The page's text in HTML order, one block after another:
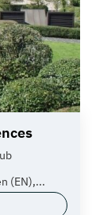
(EN),...